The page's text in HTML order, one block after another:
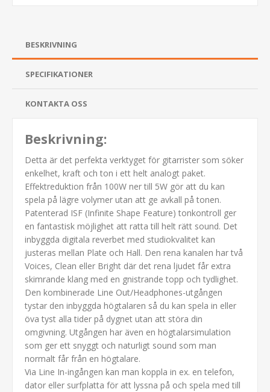
BESKRIVNING
SPECIFIKATIONER
KONTAKTA OSS
Beskrivning:
Detta är det perfekta verktyget för gitarrister som söker
enkelhet, kraft och ton i ett helt analogt paket.
Effektreduktion från 100W ner till 5W gör att du kan
spela på lägre volymer utan att ge avkall på tonen.
Patenterad ISF (Infinite Shape Feature) tonkontroll ger
en fantastisk möjlighet att ratta till helt rätt sound. Det
inbyggda digitala reverbet med studiokvalitet kan
justeras mellan Plate och Hall. Den rena kanalen har två
Voices, Clean eller Bright där det rena ljudet får extra
skimrande klang med en gnistrande topp och tydlighet.
Den kombinerade Line Out/Headphones-utgången
tystar den inbyggda högtalaren så du kan spela in eller
öva tyst alla tider på dygnet utan att störa din
omgivning. Utgången har även en högtalarsimulation
som ger ett snyggt och naturligt sound som man
normalt får från en högtalare.
Via Line In-ingången kan man koppla in ex. en telefon,
dator eller surfplatta för att lyssna på och spela med till